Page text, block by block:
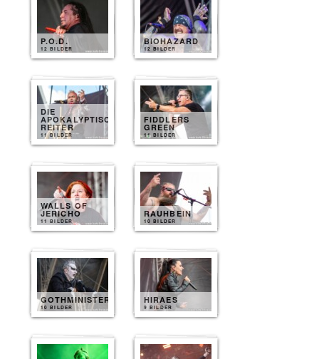
P.O.D.
12 BILDER
BIOHAZARD
12 BILDER
DIE
APOKALYPTISCHEN
REITER
11 BILDER
FIDDLERS
GREEN
11 BILDER
WALLS OF
JERICHO
11 BILDER
RAUHBEIN
10 BILDER
GOTHMINISTER
10 BILDER
HIRAES
9 BILDER